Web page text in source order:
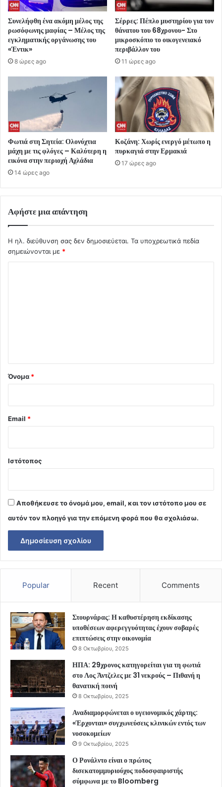
Συνελήφθη ένα ακόμη μέλος της
ρωσόφωνης μαφίας – Μέλος της
εγκληματικής οργάνωσης του
«Έντικ»
8 ώρες ago
Σέρρες: Πέπλο μυστηρίου για τον
θάνατου του 68χρονου- Στο
μικροσκόπιο το οικογενειακό
περιβάλλον του
11 ώρες ago
Φωτιά στη Σητεία: Ολονύχτια
μάχη με τις φλόγες – Καλύτερη η
εικόνα στην περιοχή Αχλάδια
14 ώρες ago
Κοζάνη: Χωρίς ενεργό μέτωπο η
πυρκαγιά στην Ερμακιά
17 ώρες ago
Αφήστε μια απάντηση
Η ηλ. διεύθυνση σας δεν δημοσιεύεται. Τα υποχρεωτικά πεδία
σημειώνονται με *
Όνομα *
Email *
Ιστότοπος
Αποθήκευσε το όνομά μου, email, και τον ιστότοπο μου σε
αυτόν τον πλοηγό για την επόμενη φορά που θα σχολιάσω.
Popular Recent Comments
Στουρνάρας: Η καθυστέρηση εκδίκασης
υποθέσεων αφερεγγυότητας έχουν σοβαρές
επιπτώσεις στην οικονομία
8 Οκτωβρίου, 2025
ΗΠΑ: 29χρονος κατηγορείται για τη φωτιά
στο Λος Άντζελες με 31 νεκρούς – Πιθανή η
θανατική ποινή
8 Οκτωβρίου, 2025
Αναδιαμορφώνεται ο υγειονομικός χάρτης:
«Έρχονται» συγχωνεύσεις κλινικών εντός των
νοσοκομείων
9 Οκτωβρίου, 2025
Ο Ρονάλντο είναι ο πρώτος
δισεκατομμυριούχος ποδοσφαιριστής
σύμφωνα με το Bloomberg